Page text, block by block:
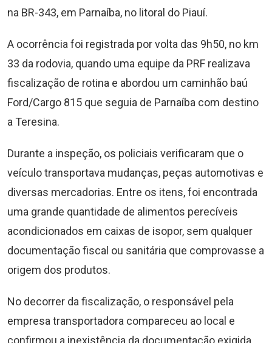
na BR-343, em Parnaíba, no litoral do Piauí.
A ocorrência foi registrada por volta das 9h50, no km
33 da rodovia, quando uma equipe da PRF realizava
fiscalização de rotina e abordou um caminhão baú
Ford/Cargo 815 que seguia de Parnaíba com destino
a Teresina.
Durante a inspeção, os policiais verificaram que o
veículo transportava mudanças, peças automotivas e
diversas mercadorias. Entre os itens, foi encontrada
uma grande quantidade de alimentos perecíveis
acondicionados em caixas de isopor, sem qualquer
documentação fiscal ou sanitária que comprovasse a
origem dos produtos.
No decorrer da fiscalização, o responsável pela
empresa transportadora compareceu ao local e
confirmou a inexistência da documentação exigida